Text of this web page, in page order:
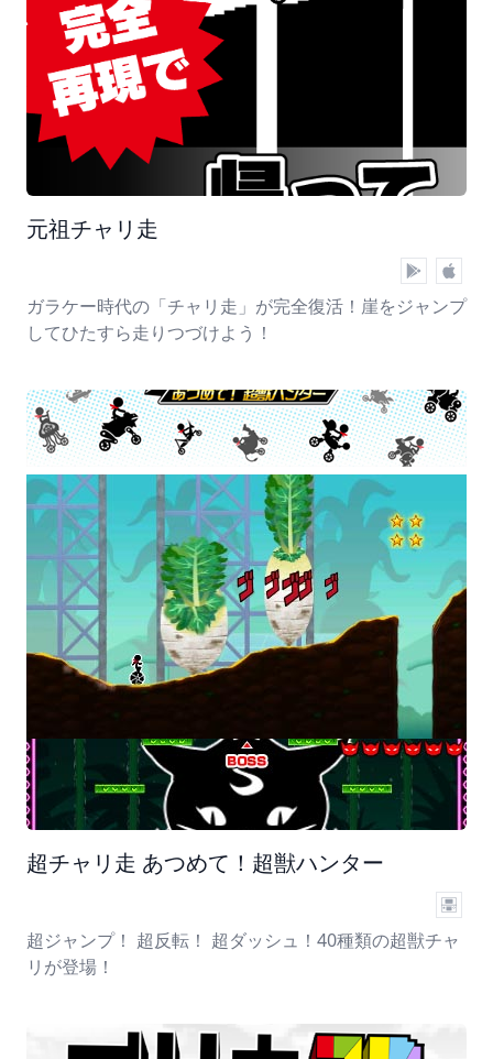
元祖チャリ走
ガラケー時代の「チャリ走」が完全復活！崖をジャンプ
してひたすら走りつづけよう！
超チャリ走 あつめて！超獣ハンター
超ジャンプ！ 超反転！ 超ダッシュ！40種類の超獣チャ
リが登場！